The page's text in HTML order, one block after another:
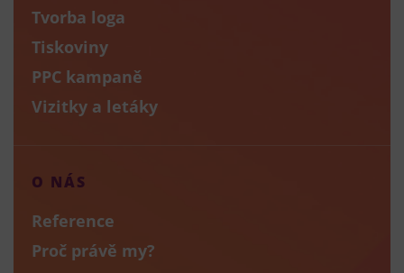
Tvorba loga
Tiskoviny
PPC kampaně
Vizitky a letáky
O NÁS
Reference
Proč právě my?